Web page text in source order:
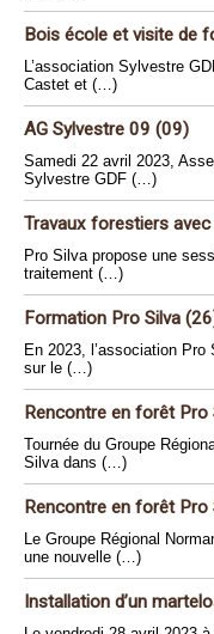
Bois école et visite de
L’association Sylvestre
Castet et (…)
AG Sylvestre 09 (09)
Samedi 22 avril 2023,
Sylvestre GDF (…)
Travaux forestiers
Pro Silva propose une
traitement (…)
Formation Pro Silva
En 2023, l’association
sur le (…)
Rencontre en forêt Pro
Tournée du Groupe
Silva dans (…)
Rencontre en forêt Pro
Le Groupe Régional
une nouvelle (…)
Installation d’un